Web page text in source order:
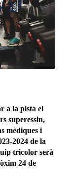
a la pista el
superessin,
mèdiques i
2024 de la
tricolor serà
24 de